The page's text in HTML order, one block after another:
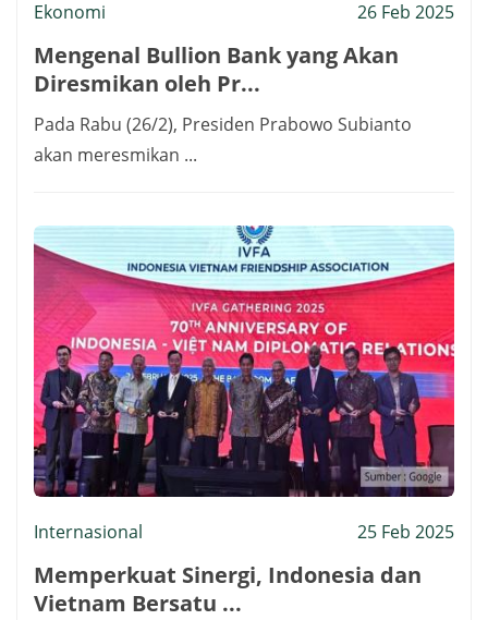
Ekonomi 26 Feb 2025
Mengenal Bullion Bank yang Akan
Diresmikan oleh Pr...
Pada Rabu (26/2), Presiden Prabowo Subianto
akan meresmikan ...
Internasional 25 Feb 2025
Memperkuat Sinergi, Indonesia dan
Vietnam Bersatu ...